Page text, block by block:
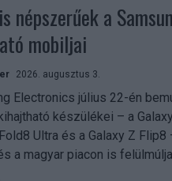
népszerűek a
mobiljai
2026. augusztus 3.
Electronics július 22-én
készülékei – a
Ultra és a Galaxy Z Flip8
a magyar piacon is